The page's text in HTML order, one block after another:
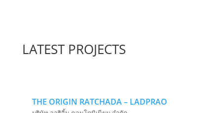
LATEST PROJECTS
THE ORIGIN RATCHADA – LADPRAO